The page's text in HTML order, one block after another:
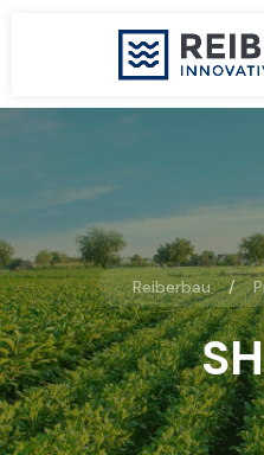
Reiberbau